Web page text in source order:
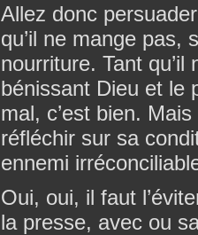
Allez donc
qu’il ne mange pas,
nourriture. Tant qu’il
bénissant Dieu et le
mal, c’est bien.
réfléchir sur sa
ennemi
Oui, oui, il faut
la presse, avec ou